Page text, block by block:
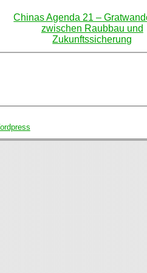
Chinas Agenda 21 –
zwischen Raubbau und
Zukunftssicherung